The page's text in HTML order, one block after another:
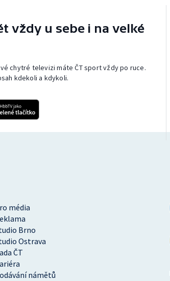
vždy u sebe i na velké
chytré televizi máte ČT sport vždy po ruce.
kdekoli a kdykoli.
média
Brno
Ostrava
ČT
námětů